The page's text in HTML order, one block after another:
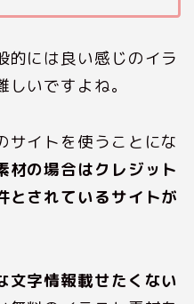
的には良い感じのイラ
いですよね。
サイトを使うことにな
材の場合はクレジット
とされているサイトが
文字情報載せたくない